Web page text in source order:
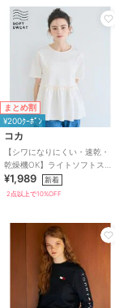
まとめ割
¥200ｸｰﾎﾟﾝ
コカ
【シワになりにくい・速乾・
乾燥機OK】ライトソフトスウ
ェットウエストギャザー切替
トップス 全2色
¥1,989 新着
2点以上で10%OFF